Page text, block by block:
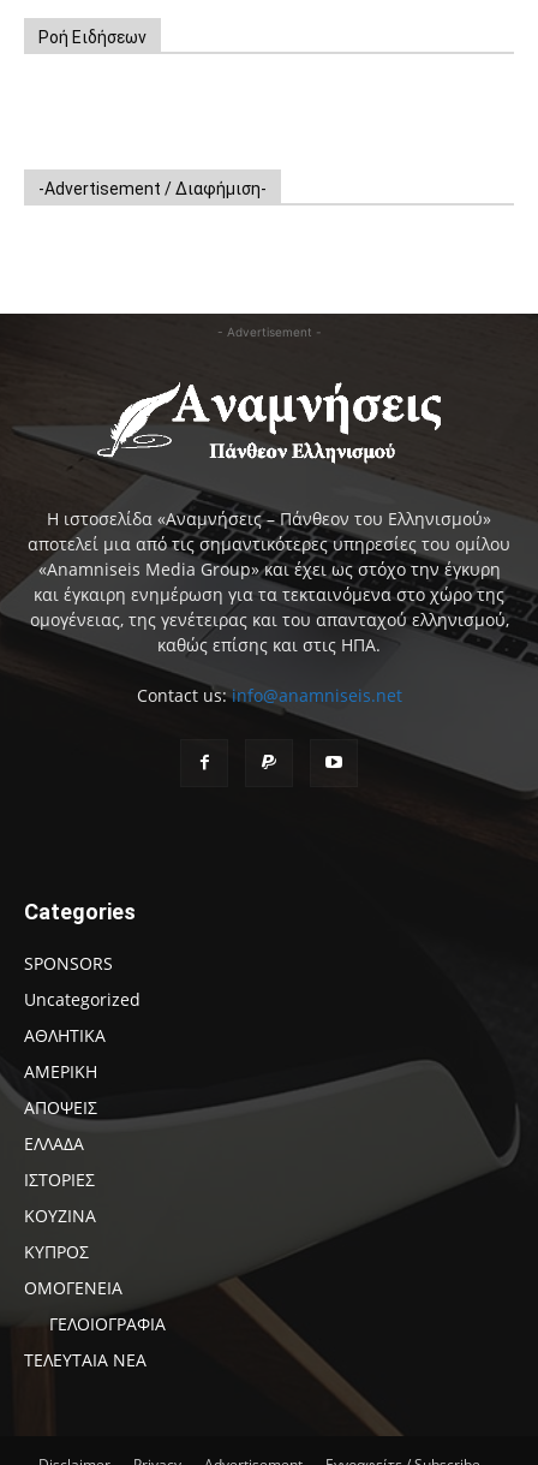
Ροή Ειδήσεων
-Advertisement / Διαφήμιση-
- Advertisement -
Η ιστοσελίδα «Αναμνήσεις – Πάνθεον του Ελληνισμού»
αποτελεί μια από τις σημαντικότερες υπηρεσίες του ομίλου
«Anamniseis Media Group» και έχει ως στόχο την έγκυρη
και έγκαιρη ενημέρωση για τα τεκταινόμενα στο χώρο της
ομογένειας, της γενέτειρας και του απανταχού ελληνισμού,
καθώς επίσης και στις ΗΠΑ.
Contact us:info@anamniseis.net
Categories
SPONSORS
Uncategorized
ΑΘΛΗΤΙΚΑ
ΑΜΕΡΙΚΗ
ΑΠΟΨΕΙΣ
ΕΛΛΑΔΑ
ΙΣΤΟΡΙΕΣ
ΚΟΥΖΙΝΑ
ΚΥΠΡΟΣ
ΟΜΟΓΕΝΕΙΑ
ΓΕΛΟΙΟΓΡΑΦΙΑ
ΤΕΛΕΥΤΑΙΑ ΝΕΑ